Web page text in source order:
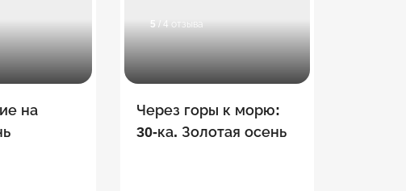
на
5 / 4 отзыва
Через горы к морю:
30-ка. Золотая осень